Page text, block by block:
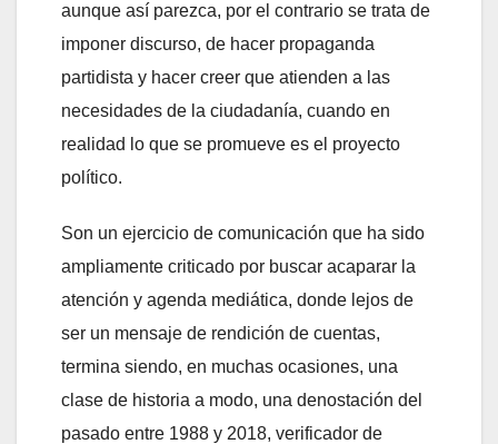
aunque así parezca, por el contrario se trata de
imponer discurso, de hacer propaganda
partidista y hacer creer que atienden a las
necesidades de la ciudadanía, cuando en
realidad lo que se promueve es el proyecto
político.
Son un ejercicio de comunicación que ha sido
ampliamente criticado por buscar acaparar la
atención y agenda mediática, donde lejos de
ser un mensaje de rendición de cuentas,
termina siendo, en muchas ocasiones, una
clase de historia a modo, una denostación del
pasado entre 1988 y 2018, verificador de